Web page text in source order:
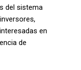
del sistema
en
de